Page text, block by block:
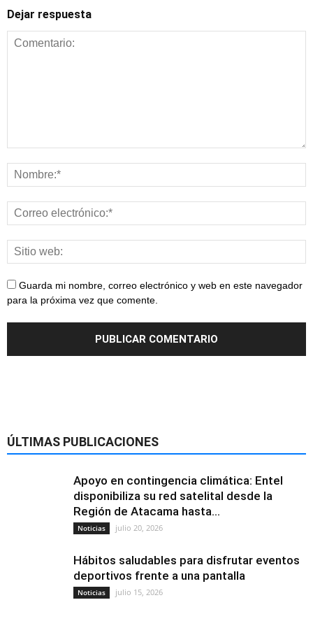
Alimentación y
nutrición
Dejar respuesta
Guarda mi nombre, correo electrónico y web en este navegador
para la próxima vez que comente.
ÚLTIMAS PUBLICACIONES
Apoyo en contingencia climática: Entel
disponibiliza su red satelital desde la
Región de Atacama hasta...
Noticias julio 20, 2026
Hábitos saludables para disfrutar eventos
deportivos frente a una pantalla
Noticias julio 15, 2026